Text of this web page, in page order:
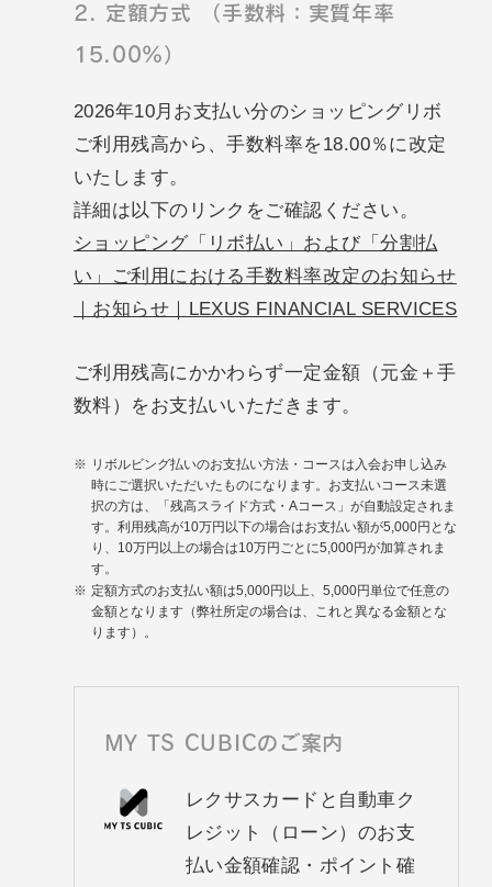
2. 定額方式 （手数料：実質年率
15.00%）
2026年10月お支払い分のショッピングリボ
ご利用残高から、手数料率を18.00％に改定
いたします。
詳細は以下のリンクをご確認ください。
ショッピング「リボ払い」および「分割払
い」ご利用における手数料率改定のお知らせ
｜お知らせ｜LEXUS FINANCIAL SERVICES
ご利用残高にかかわらず一定金額（元金＋手
数料）をお支払いいただきます。
リボルビング払いのお支払い方法・コースは入会お申し込み
時にご選択いただいたものになります。お支払いコース未選
択の方は、「残高スライド方式・Aコース」が自動設定されま
す。利用残高が10万円以下の場合はお支払い額が5,000円とな
り、10万円以上の場合は10万円ごとに5,000円が加算されま
す。
定額方式のお支払い額は5,000円以上、5,000円単位で任意の
金額となります（弊社所定の場合は、これと異なる金額とな
ります）。
MY TS CUBICのご案内
レクサスカードと自動車ク
レジット（ローン）のお支
払い金額確認・ポイント確